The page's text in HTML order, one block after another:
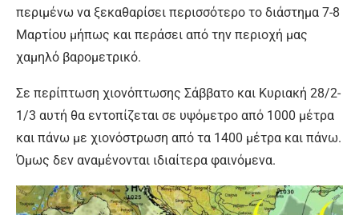
περιμένω να ξεκαθαρίσει περισσότερο το διάστημα 7-8
Μαρτίου μήπως και περάσει από την περιοχή μας
χαμηλό βαρομετρικό.
Σε περίπτωση χιονόπτωσης Σάββατο και Κυριακή 28/2-
1/3 αυτή θα εντοπίζεται σε υψόμετρο από 1000 μέτρα
και πάνω με χιονόστρωση από τα 1400 μέτρα και πάνω.
Όμως δεν αναμένονται ιδιαίτερα φαινόμενα.